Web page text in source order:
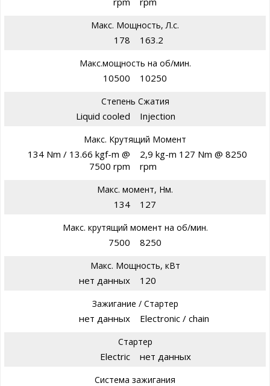
Макс. Мощность, Л.с.
178 163.2
Макс.мощность на об/мин.
10500 10250
Степень Сжатия
Liquid cooled Injection
Макс. Крутящий Момент
134 Nm / 13.66 kgf-m @
7500 rpm
2,9 kg-m 127 Nm @ 8250
rpm
Макс. момент, Нм.
134 127
Макс. крутящий момент на об/мин.
7500 8250
Макс. Мощность, кВт
нет данных 120
Зажигание / Стартер
нет данных Electronic / chain
Стартер
Electric нет данных
Система зажигания